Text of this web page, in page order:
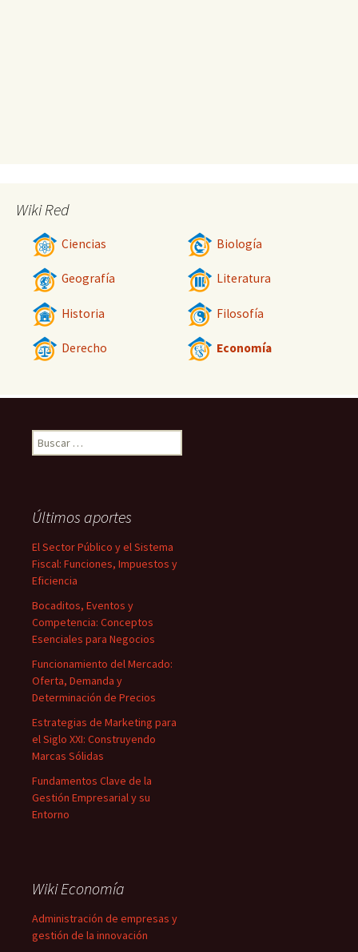
Wiki Red
Ciencias Biología
Geografía Literatura
Historia Filosofía
Derecho Economía
Buscar:
Últimos aportes
El Sector Público y el Sistema
Fiscal: Funciones, Impuestos y
Eficiencia
Bocaditos, Eventos y
Competencia: Conceptos
Esenciales para Negocios
Funcionamiento del Mercado:
Oferta, Demanda y
Determinación de Precios
Estrategias de Marketing para
el Siglo XXI: Construyendo
Marcas Sólidas
Fundamentos Clave de la
Gestión Empresarial y su
Entorno
Wiki Economía
Administración de empresas y
gestión de la innovación